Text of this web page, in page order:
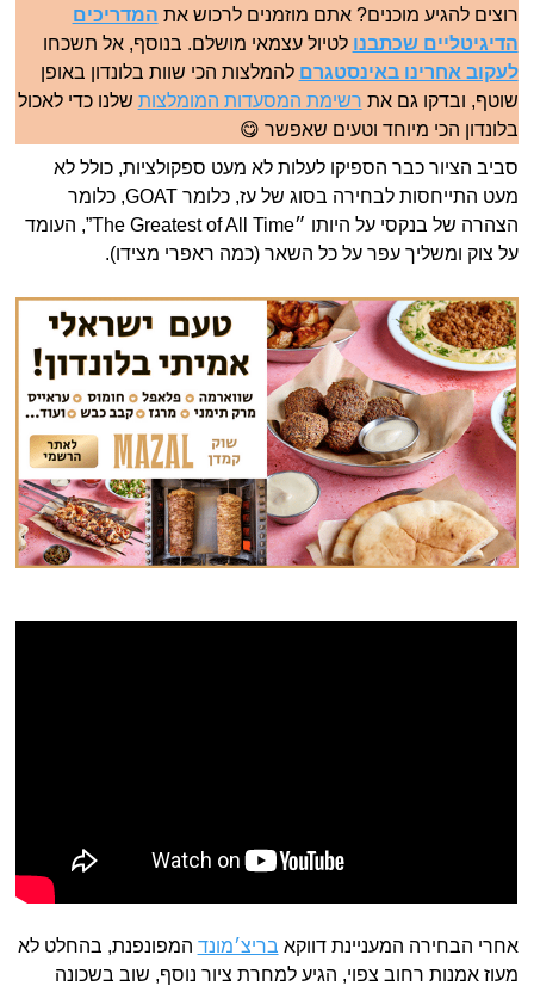
רוצים להגיע מוכנים? אתם מוזמנים לרכוש את המדריכים
הדיגיטליים שכתבנו לטיול עצמאי מושלם. בנוסף, אל תשכחו
לעקוב אחרינו באינסטגרם להמלצות הכי שוות בלונדון באופן
שוטף, ובדקו גם את רשימת המסעדות המומלצות שלנו כדי לאכול
בלונדון הכי מיוחד וטעים שאפשר 😋
סביב הציור כבר הספיקו לעלות לא מעט ספקולציות, כולל לא
מעט התייחסות לבחירה בסוג של עז, כלומר GOAT, כלומר
הצהרה של בנקסי על היותו ״The Greatest of All Time”, העומד
על צוק ומשליך עפר על כל השאר (כמה ראפרי מצידו).
אחרי הבחירה המעניינת דווקא בריצ׳מונד המפונפנת, בהחלט לא
מעוז אמנות רחוב צפוי, הגיע למחרת ציור נוסף, שוב בשכונה